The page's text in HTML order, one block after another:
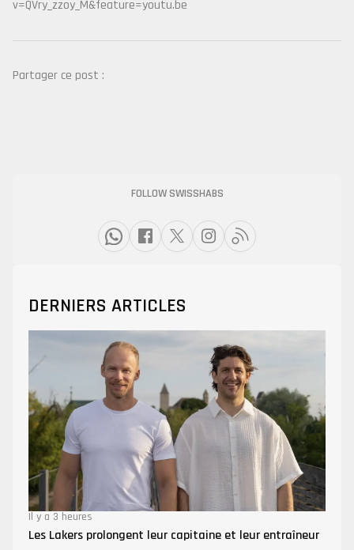
v=QVry_zzoy_M&feature=youtu.be
Partager ce post :
FOLLOW SWISSHABS
DERNIERS ARTICLES
Il y a 3 heures
Les Lakers prolongent leur capitaine et leur entraîneur